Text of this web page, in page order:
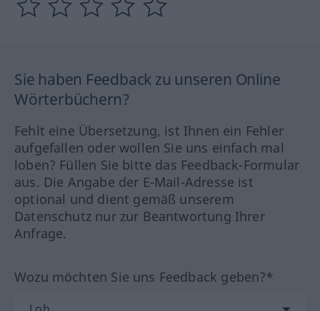
Sie haben Feedback zu unseren Online
Wörterbüchern?
Fehlt eine Übersetzung, ist Ihnen ein Fehler
aufgefallen oder wollen Sie uns einfach mal
loben? Füllen Sie bitte das Feedback-Formular
aus. Die Angabe der E-Mail-Adresse ist
optional und dient gemäß unserem
Datenschutz nur zur Beantwortung Ihrer
Anfrage.
Wozu möchten Sie uns Feedback geben?*